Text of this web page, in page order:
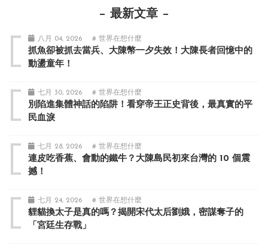
最新文章
八月 04, 2026 # 世界在想什麼
抓魚卻被抓去當兵、大陳幣一夕失效！大陳長者回憶中的
動盪童年！
七月 30, 2026 # 世界在想什麼
別陷進集體神話的陷阱！看穿帝王正史背後，最真實的平
民血淚
七月 28, 2026 # 世界在想什麼
連皮吃香蕉、會動的鐵牛？大陳島民初來台灣的 10 個震
撼！
七月 24, 2026 # 世界在想什麼
貍貓換太子是真的嗎？揭開宋代太后劉娥，密謀奪子的
「宮廷生存戰」